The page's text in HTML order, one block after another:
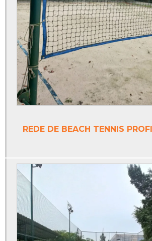
Fábrica de trave de futsal
Fabricante de tinta epóxi
Fabricante de tinta epóxi piso
Fabricantes de redes de tenis
Fabricantes de tintas poliuretano
Piso monolítico área externa
Piso monolítico borracha
Piso monolítico emborrachado
REDE DE BEACH TENNIS